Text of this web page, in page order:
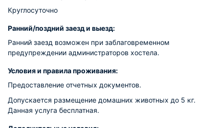
Круглосуточно
Ранний/поздний заезд и выезд:
Ранний заезд возможен при заблаговременном
предупреждении администраторов хостела.
Условия и правила проживания:
Предоставление отчетных документов.
Допускается размещение домашних животных до 5 кг.
Данная услуга бесплатная.